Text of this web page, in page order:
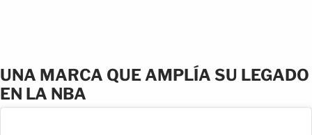
UNA MARCA QUE AMPLÍA SU LEGADO
EN LA NBA